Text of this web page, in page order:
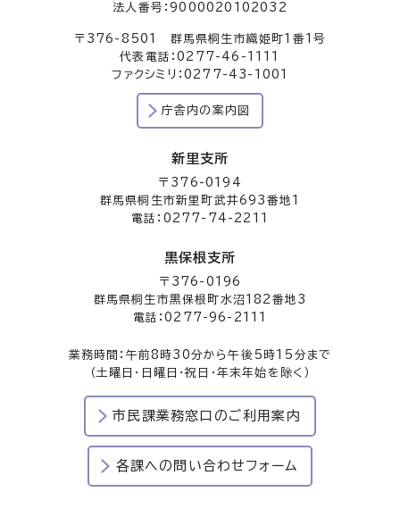
法人番号：9000020102032
〒376-8501 群馬県桐生市織姫町1番1号
代表電話：0277-46-1111
ファクシミリ：0277-43-1001
庁舎内の案内図
新里支所
〒376-0194
群馬県桐生市新里町武井693番地1
電話：0277-74-2211
黒保根支所
〒376-0196
群馬県桐生市黒保根町水沼182番地3
電話：0277-96-2111
業務時間：午前8時30分から午後5時15分まで
（土曜日・日曜日・祝日・年末年始を除く）
市民課業務窓口のご利用案内
各課への問い合わせフォーム